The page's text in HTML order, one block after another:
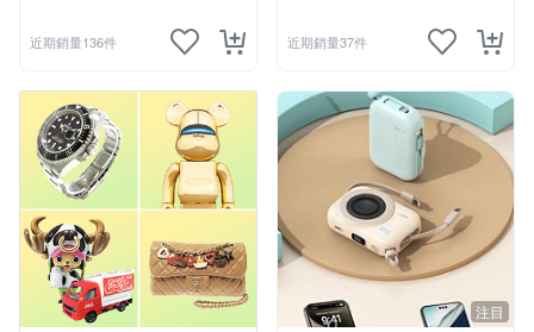
近期銷量136件 近期銷量37件
注目